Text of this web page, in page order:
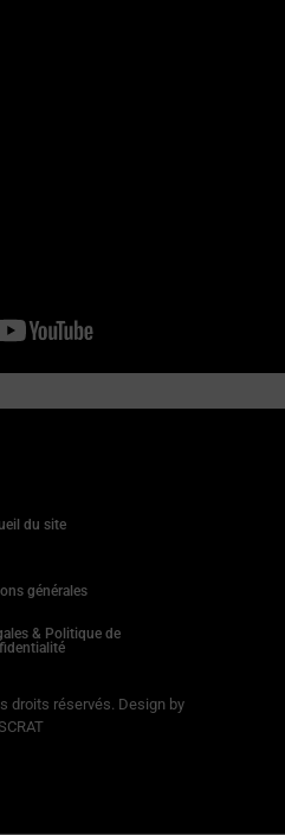
& Politique de
droits réservés. Design by
du site
générales